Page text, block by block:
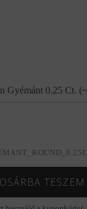
Gyémánt 0.25 Ct.
TESZEM